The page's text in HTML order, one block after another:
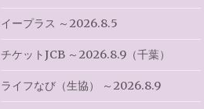
イープラス ～2026.8.5
チケットJCB ～2026.8.9（千葉）
ライフなび（生協） ～2026.8.9